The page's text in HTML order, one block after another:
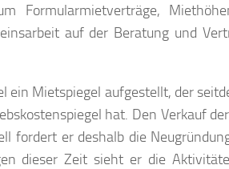
Formularmietverträge,
auf der Beratung und
Mietspiegel aufgestellt, der
hat. Den Verkauf
fordert er deshalb die
dieser Zeit sieht er die